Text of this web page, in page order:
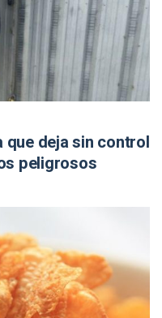
que deja sin control
peligrosos